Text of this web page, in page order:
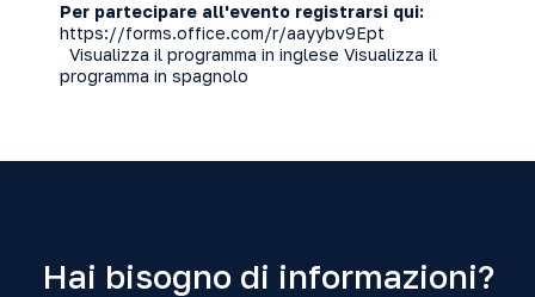
Per partecipare all'evento registrarsi qui:
https://forms.office.com/r/aayybv9Ept
Visualizza il programma in inglese Visualizza il
programma in spagnolo
Hai bisogno di informazioni?